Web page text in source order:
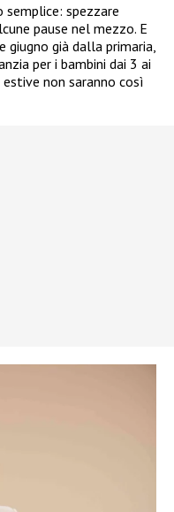
semplice: spezzare
pause nel mezzo. E
già dalla primaria,
per i bambini dai 3 ai
non saranno così